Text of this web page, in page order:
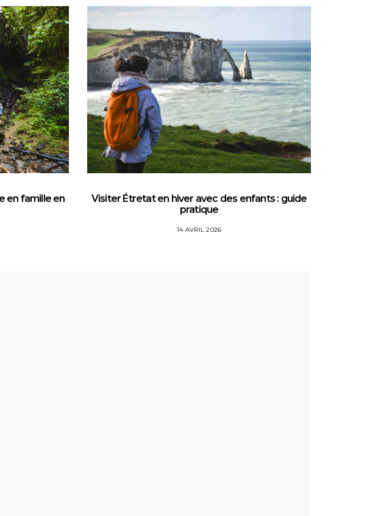
en famille en
Visiter Étretat en hiver avec des enfants : guide
pratique
14 AVRIL 2026